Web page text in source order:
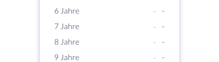
6 Jahre
-
-
7 Jahre
-
-
8 Jahre
-
-
9 Jahre
-
-